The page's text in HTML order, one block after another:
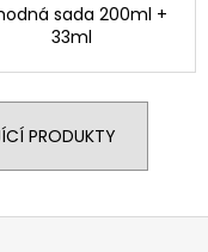
sada 200ml +
33ml
PRODUKTY